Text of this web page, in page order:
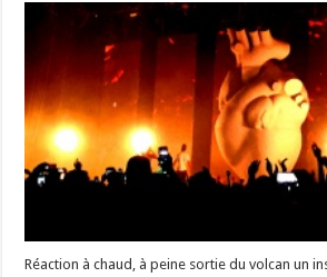
Réaction à chaud, à peine sortie du volcan un